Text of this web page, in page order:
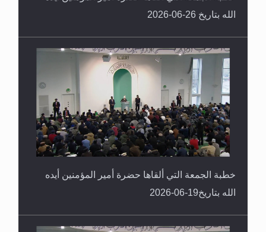
الله بتاريخ 26-06-2026
خطبة الجمعة التي ألقاها حضرة أمير المؤمنين أيده
الله بتاريخ19-06-2026